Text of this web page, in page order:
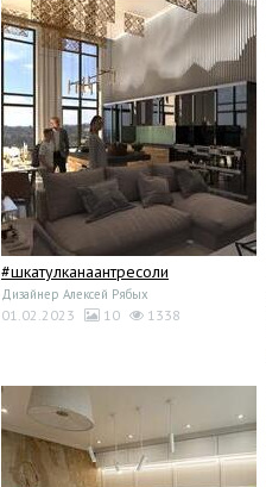
#шкатулканаантресоли
Дизайнер Алексей Рябых
01.02.2023 10 1338